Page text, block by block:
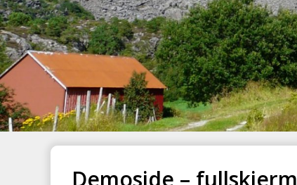
Demoside – fullskjerm